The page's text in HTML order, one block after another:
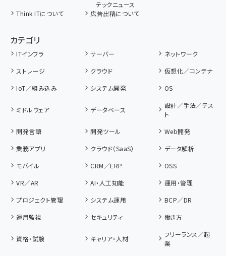
テックニュース
Think ITについて 広告出稿について
カテゴリ
ITインフラ サーバー
ネットワーク
ストレージ
クラウド
仮想化／コンテナ
IoT／組み込み
システム開発 OS
ミドルウェア データベース
設計／手法／テス
ト
開発言語
開発ツール
Web開発
業務アプリ
クラウド（SaaS）
データ解析
モバイル
CRM／ERP
OSS
VR／AR
AI・人工知能
運用・管理
プロジェクト管理
システム運用
BCP／DR
運用監視
セキュリティ 働き方
資格・試験 キャリア・人材
フリーランス／起
業